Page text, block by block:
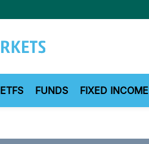
ETFS FUNDS FIXED INCOME